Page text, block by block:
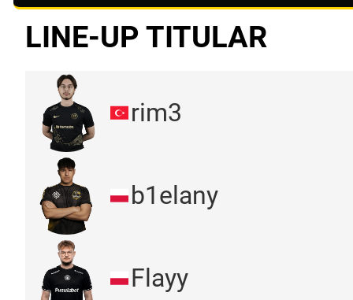
LINE-UP TITULAR
rim3
b1elany
Flayy